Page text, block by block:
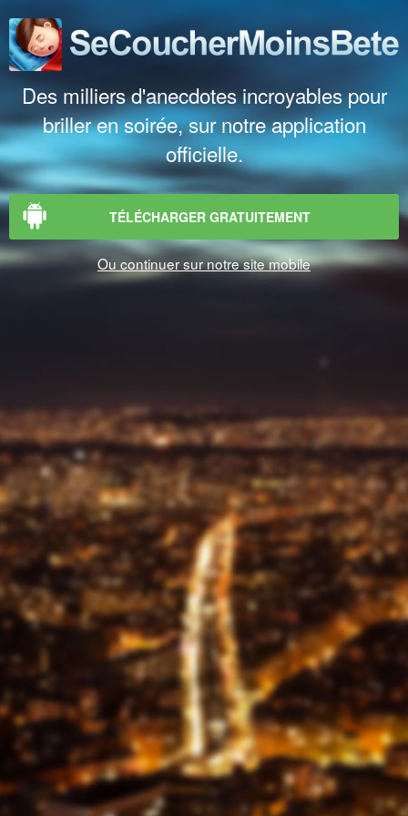
Des milliers d'anecdotes incroyables pour
briller en soirée, sur notre application
officielle.
TÉLÉCHARGER GRATUITEMENT
Ou continuer sur notre site mobile